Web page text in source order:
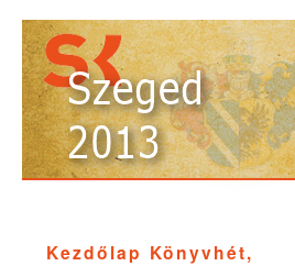
Kezdőlap Könyvhét,